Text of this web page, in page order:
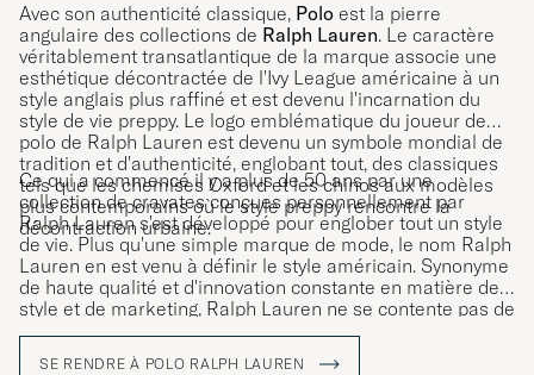
Avec son authenticité classique, Polo est la pierre
angulaire des collections de Ralph Lauren. Le caractère
véritablement transatlantique de la marque associe une
esthétique décontractée de l'Ivy League américaine à un
style anglais plus raffiné et est devenu l'incarnation du
style de vie preppy. Le logo emblématique du joueur de
polo de Ralph Lauren est devenu un symbole mondial de
tradition et d'authenticité, englobant tout, des classiques
tels que les chemises Oxford et les chinos aux modèles
plus contemporains où le style preppy rencontre la
décontraction urbaine.
Ce qui a commencé il y a plus de 50 ans par une
collection de cravates conçues personnellement par
Ralph Lauren s'est développé pour englober tout un style
de vie. Plus qu'une simple marque de mode, le nom Ralph
Lauren en est venu à définir le style américain. Synonyme
de haute qualité et d'innovation constante en matière de
style et de marketing, Ralph Lauren ne se contente pas de
vendre des vêtements et des accessoires ; il vend un style
de vie qui reflète le rêve américain.
SE RENDRE À POLO RALPH LAUREN